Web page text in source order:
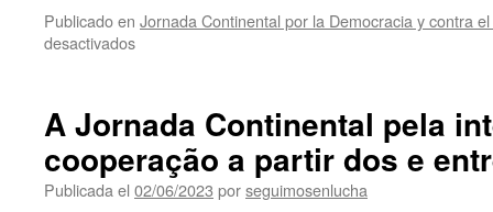
Publicado en Jornada Continental por la Democracia y contra
desactivadosen
Jornada
Continental
por
la
A Jornada Continental pela
cooperação a partir dos e
Publicada el 02/06/2023 porseguimosenlucha